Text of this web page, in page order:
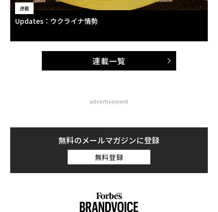
連載
Updates：ウクライナ情勢
連載一覧
advertisement
無料のメールマガジンに登録
無料登録